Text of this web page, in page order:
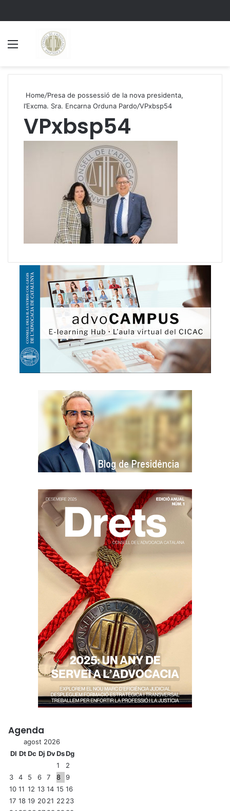
Home/Presa de possessió de la nova presidenta,
l’Excma. Sra. Encarna Orduna Pardo/VPxbsp54
VPxbsp54
Agenda
agost 2026
Dl DtDc Dj DvDsDg
1
2
3
4 5 6 7 8
9
10 11 12 13 14 15 16
17 18 19 2021 22 23